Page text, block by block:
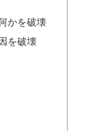
かを破壊
を破壊